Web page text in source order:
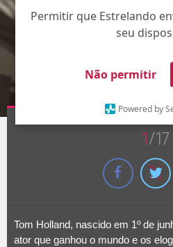
Permitir que Estrelando
seu
Não permitir
Powered by
1/17
Tom Holland, nascido em 1º de
ator que ganhou o mundo e os